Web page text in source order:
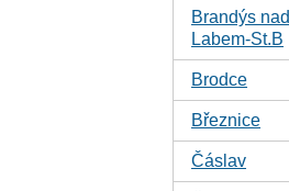
Brandýs nad
Labem-St.B
Brodce
Březnice
Čáslav